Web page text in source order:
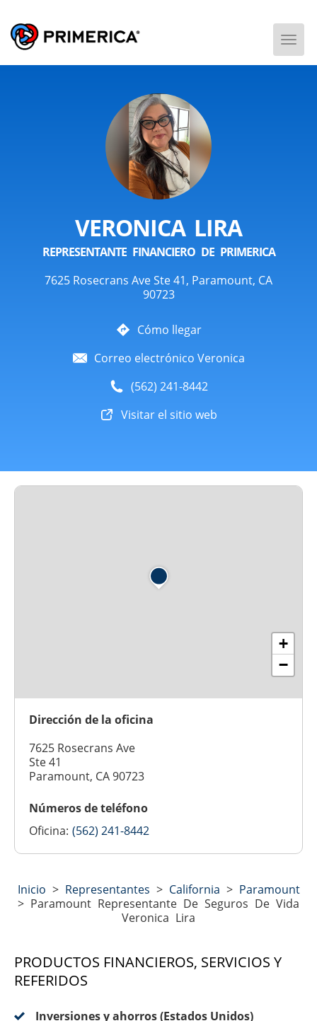
VERONICA LIRA
REPRESENTANTE FINANCIERO DE PRIMERICA
7625 Rosecrans Ave Ste 41, Paramount, CA
90723
Cómo llegar
Correo electrónico Veronica
(562) 241-8442
Visitar el sitio web
+
−
Dirección de la oficina
7625 Rosecrans Ave
Ste 41
Paramount, CA 90723
Números de teléfono
Oficina: (562) 241-8442
Inicio > Representantes > California > Paramount
> Paramount Representante De Seguros De Vida
Veronica Lira
PRODUCTOS FINANCIEROS, SERVICIOS Y
REFERIDOS
Inversiones y ahorros (Estados Unidos)